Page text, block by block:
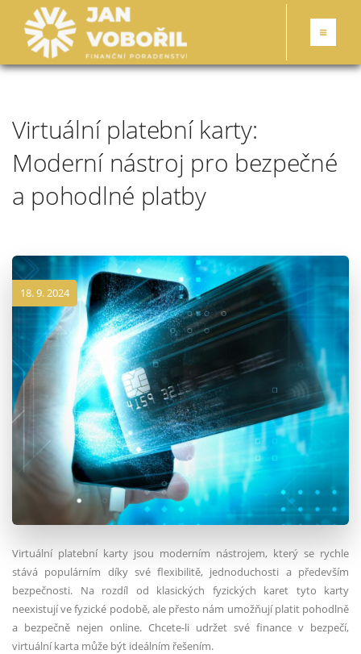
Virtuální platební karty:
Moderní nástroj pro bezpečné
a pohodlné platby
18. 9. 2024
Virtuální platební karty jsou moderním nástrojem, který se rychle
stává populárním díky své flexibilitě, jednoduchosti a především
bezpečnosti. Na rozdíl od klasických fyzických karet tyto karty
neexistují ve fyzické podobě, ale přesto nám umožňují platit pohodlně
a bezpečně nejen online. Chcete-li udržet své finance v bezpečí,
virtuální karta může být ideálním řešením.